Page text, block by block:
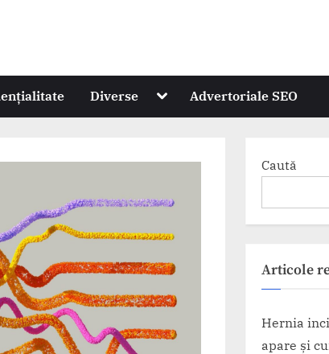
Diverse Toggle
menu
Advertoriale SEO
Caută
Articole
Hernia
apare și